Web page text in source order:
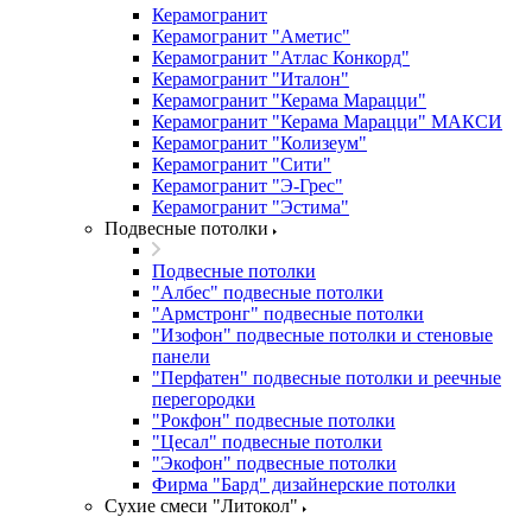
Керамогранит
Керамогранит "Аметис"
Керамогранит "Атлас Конкорд"
Керамогранит "Италон"
Керамогранит "Керама Марацци"
Керамогранит "Керама Марацци" МАКСИ
Керамогранит "Колизеум"
Керамогранит "Сити"
Керамогранит "Э-Грес"
Керамогранит "Эстима"
Подвесные потолки
Подвесные потолки
"Албес" подвесные потолки
"Армстронг" подвесные потолки
"Изофон" подвесные потолки и стеновые
панели
"Перфатен" подвесные потолки и реечные
перегородки
"Рокфон" подвесные потолки
"Цесал" подвесные потолки
"Экофон" подвесные потолки
Фирма "Бард" дизайнерские потолки
Сухие смеси "Литокол"